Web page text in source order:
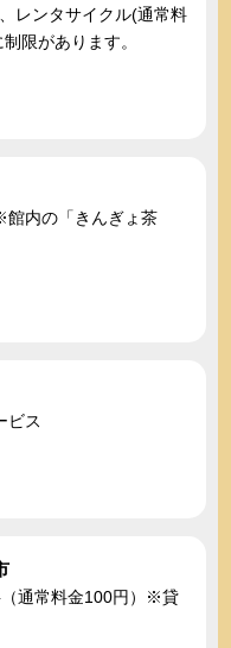
レンタサイクル(通常料
限があります。
内の「きんぎょ茶
ビス
（通常料金100円）※貸